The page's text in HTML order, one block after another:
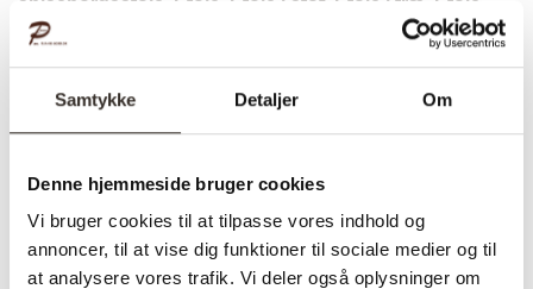
Samtykke Detaljer Om
Denne hjemmeside bruger cookies
Vi bruger cookies til at tilpasse vores indhold og
annoncer, til at vise dig funktioner til sociale medier og til
at analysere vores trafik. Vi deler også oplysninger om
med armlæn
Specifikationer:
Model:
Dunkirk Spisebordsstol –
Natur / Beige
I udstilling: Nej